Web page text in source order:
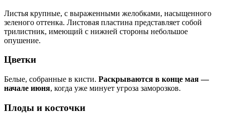
Листья крупные, с выраженными желобками, насыщенного
зеленого оттенка. Листовая пластина представляет собой
трилистник, имеющий с нижней стороны небольшое
опушение.
Цветки
Белые, собранные в кисти. Раскрываются в конце мая —
начале июня, когда уже минует угроза заморозков.
Плоды и косточки